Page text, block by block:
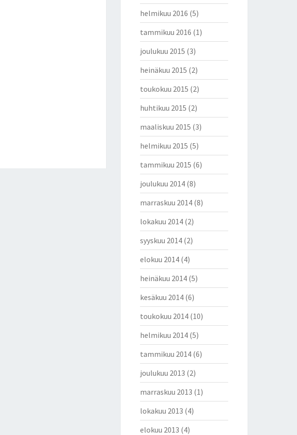
helmikuu 2016 (5)
tammikuu 2016 (1)
joulukuu 2015 (3)
heinäkuu 2015 (2)
toukokuu 2015 (2)
huhtikuu 2015 (2)
maaliskuu 2015 (3)
helmikuu 2015 (5)
tammikuu 2015 (6)
joulukuu 2014(8)
marraskuu 2014(8)
lokakuu 2014(2)
syyskuu 2014(2)
elokuu 2014(4)
heinäkuu 2014(5)
kesäkuu 2014(6)
toukokuu 2014(10)
helmikuu 2014(5)
tammikuu 2014(6)
joulukuu 2013 (2)
marraskuu 2013 (1)
lokakuu 2013 (4)
elokuu 2013 (4)